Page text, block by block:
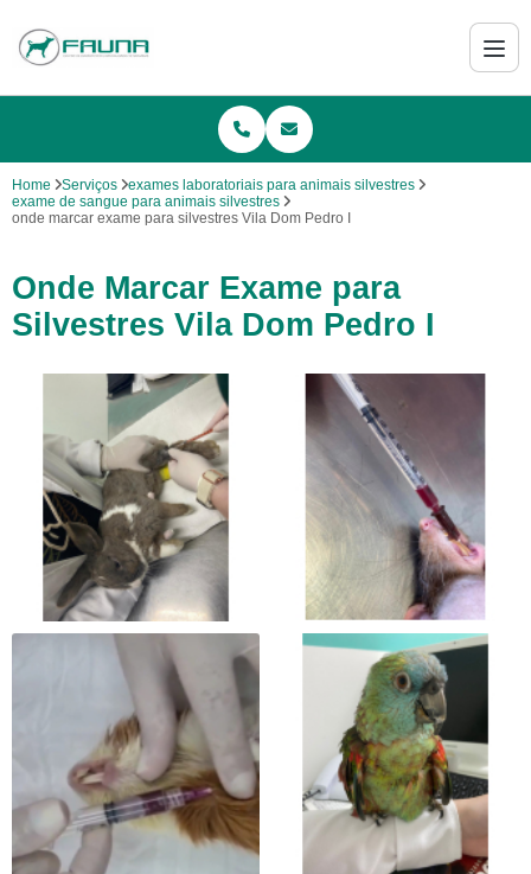
Home Serviços
exames laboratoriais para animais silvestres
exame de sangue para animais silvestres
onde marcar exame para silvestres Vila Dom Pedro I
Onde Marcar Exame para
Silvestres Vila Dom Pedro I